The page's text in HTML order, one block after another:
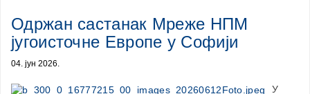
Одржан састанак Мреже НПМ
југоисточне Европе у Софији
04. јун 2026.
У